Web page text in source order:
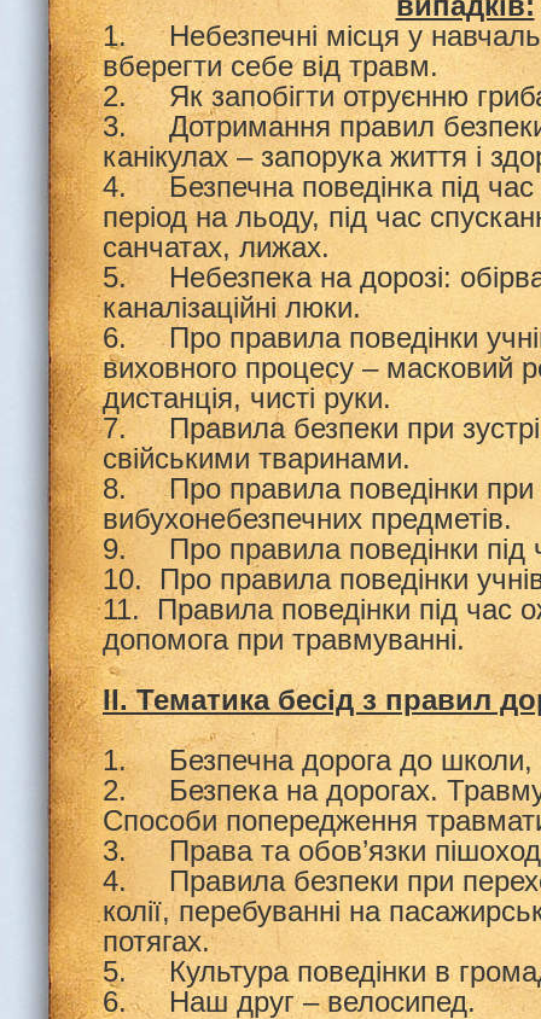
1. Небезпечні місця у
вберегти себе від травм.
2. Як запобігти отруєнню
3. Дотримання правил безпеки
канікулах – запорука життя і
4. Безпечна поведінка під час
період на льоду, під час
санчатах, лижах.
5. Небезпека на дорозі:
каналізаційні люки.
6. Про правила поведінки
виховного процесу – масковий
дистанція, чисті руки.
7. Правила безпеки при
свійськими тваринами.
8. Про правила поведінки при
вибухонебезпечних предметів.
9. Про правила поведінки під
10. Про правила поведінки
11. Правила поведінки під час
допомога при травмуванні.
ІІ. Тематика бесід з правил
1. Безпечна дорога до школи,
2. Безпека на дорогах.
Способи попередження
3. Права та обов’язки
4. Правила безпеки при
колії, перебуванні на
потягах.
5. Культура поведінки в
6. Наш друг – велосипед.